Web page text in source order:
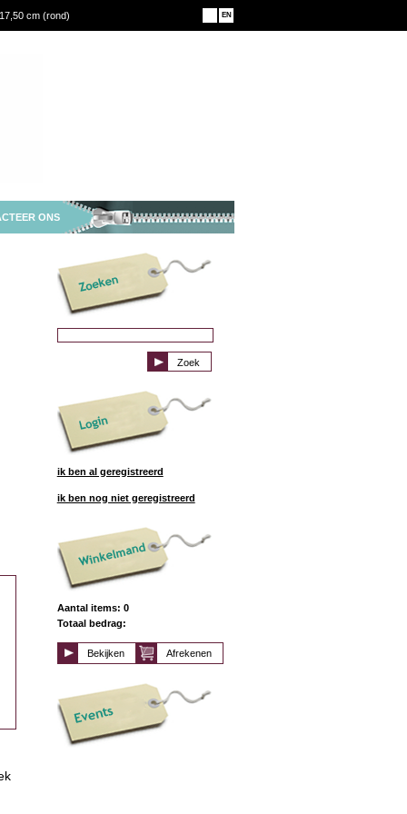
cm (rond) EN
ONS
ik ben al geregistreerd
ik ben nog niet geregistreerd
Aantal items: 0
Totaal bedrag:
Afrekenen
Bekijken